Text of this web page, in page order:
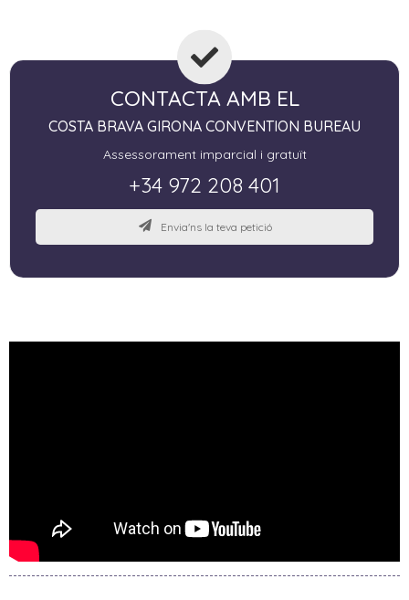
CONTACTA AMB EL
COSTA BRAVA GIRONA CONVENTION BUREAU
Assessorament imparcial i gratuït
+34 972 208 401
Envia'ns la teva petició